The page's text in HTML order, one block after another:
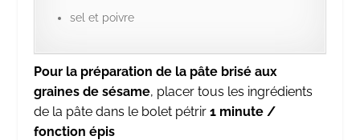
sel et poivre
Pour la préparation de la pâte brisé aux
graines de sésame, placer tous les ingrédients
de la pâte dans le bolet pétrir1 minute /
fonction épis